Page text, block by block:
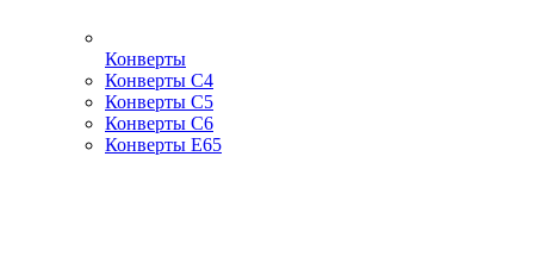
Конверты
Конверты С4
Конверты С5
Конверты С6
Конверты Е65